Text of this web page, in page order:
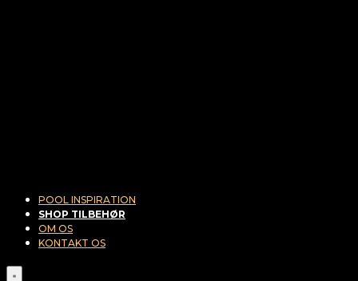
POOL INSPIRATION
SHOP TILBEHØR
OM OS
KONTAKT OS